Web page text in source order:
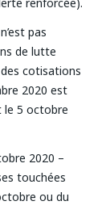
pas
de lutte
cotisations
2020 est
le 5 octobre
2020 –
touchées
ou du